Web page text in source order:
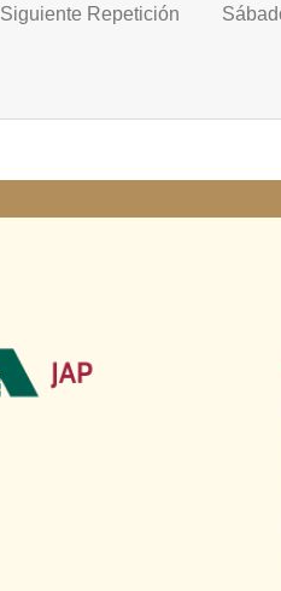
Siguiente Repetición